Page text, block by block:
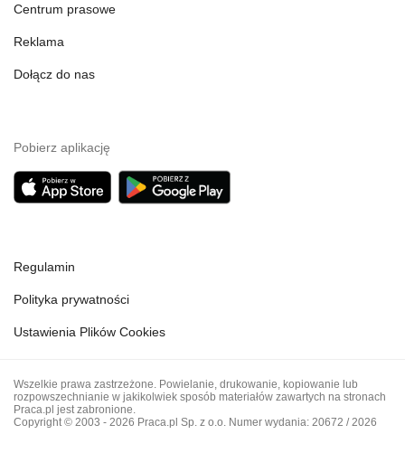
Centrum prasowe
Reklama
Dołącz do nas
Pobierz aplikację
Regulamin
Polityka prywatności
Ustawienia Plików Cookies
Wszelkie prawa zastrzeżone. Powielanie, drukowanie, kopiowanie lub
rozpowszechnianie w jakikolwiek sposób materiałów zawartych na stronach
Praca.pl jest zabronione.
Copyright © 2003 - 2026 Praca.pl Sp. z o.o. Numer wydania: 20672 / 2026